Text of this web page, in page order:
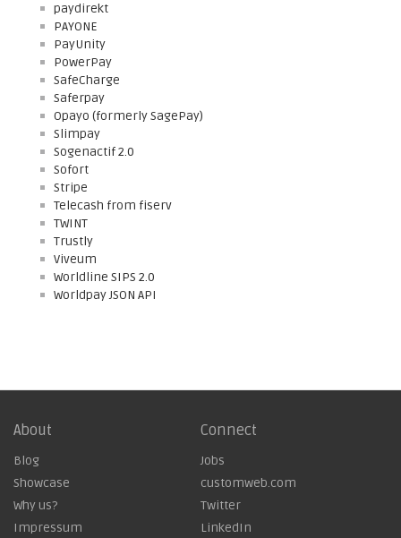
paydirekt
PAYONE
PayUnity
PowerPay
SafeCharge
Saferpay
Opayo (formerly SagePay)
Slimpay
Sogenactif 2.0
Sofort
Stripe
Telecash from fiserv
TWINT
Trustly
Viveum
Worldline SIPS 2.0
Worldpay JSON API
About
Blog
Showcase
Why us?
Impressum
Connect
Jobs
customweb.com
Twitter
LinkedIn